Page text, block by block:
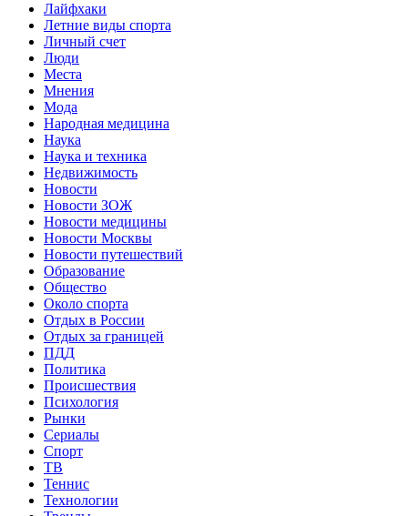
Лайфхаки
Летние виды спорта
Личный счет
Люди
Места
Мнения
Мода
Народная медицина
Наука
Наука и техника
Недвижимость
Новости
Новости ЗОЖ
Новости медицины
Новости Москвы
Новости путешествий
Образование
Общество
Около спорта
Отдых в России
Отдых за границей
ПДД
Политика
Происшествия
Психология
Рынки
Сериалы
Спорт
ТВ
Теннис
Технологии